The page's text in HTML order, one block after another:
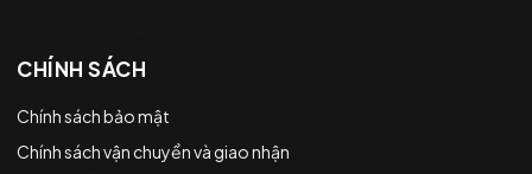
CHÍNH SÁCH
Chính sách bảo mật
Chính sách vận chuyển và giao nhận